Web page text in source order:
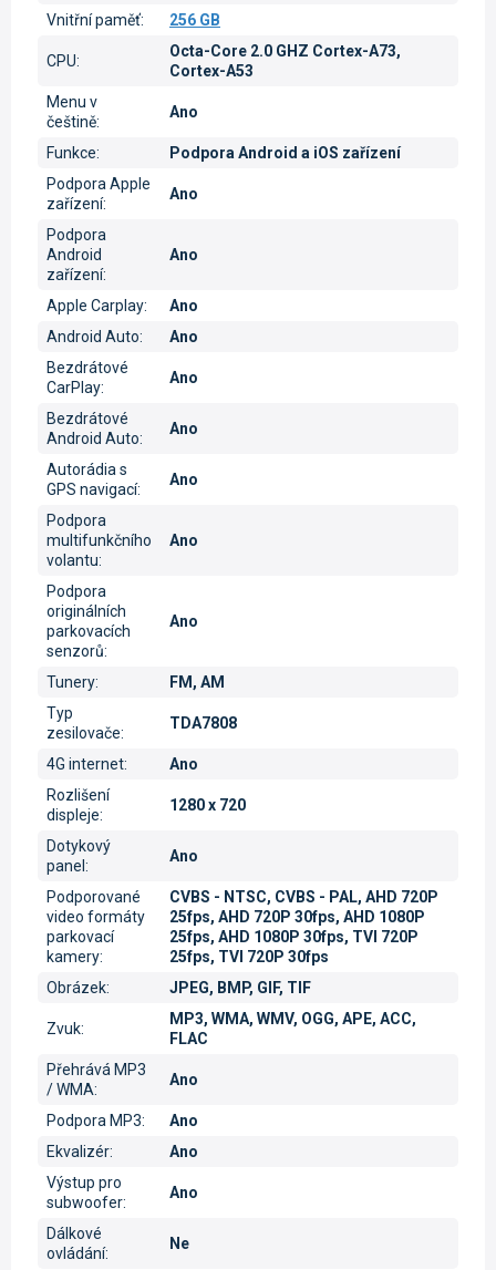
Vnitřní paměť: 256 GB
CPU:
Octa-Core 2.0 GHZ Cortex-A73,
Cortex-A53
Menu v
češtině:
Ano
Funkce:
Podpora Android a iOS zařízení
Podpora Apple
zařízení:
Ano
Podpora
Android
zařízení:
Ano
Apple Carplay:
Ano
Android Auto:
Ano
Bezdrátové
CarPlay:
Ano
Bezdrátové
Android Auto:
Ano
Autorádia s
GPS navigací:
Ano
Podpora
multifunkčního
volantu:
Ano
Podpora
originálních
parkovacích
senzorů:
Ano
Tunery:
FM, AM
Typ
zesilovače:
TDA7808
4G internet:
Ano
Rozlišení
displeje:
1280 x 720
Dotykový
panel :
Ano
Podporované
video formáty
parkovací
kamery:
CVBS - NTSC, CVBS - PAL, AHD 720P
25fps, AHD 720P 30fps, AHD 1080P
25fps, AHD 1080P 30fps, TVI 720P
25fps, TVI 720P 30fps
Obrázek: JPEG, BMP, GIF, TIF
Zvuk:
MP3, WMA, WMV, OGG, APE, ACC,
FLAC
Přehrává MP3
/ WMA:
Ano
Podpora MP3:
Ano
Ekvalizér:
Ano
Výstup pro
subwoofer:
Ano
Dálkové
ovládání:
Ne